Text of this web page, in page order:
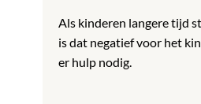
Als kinderen langere tijd
is dat negatief voor het
er hulp nodig.